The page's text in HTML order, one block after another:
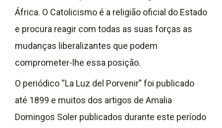
África. O Catolicismo é a religião oficial do Estado
e procura reagir com todas as suas forças as
mudanças liberalizantes que podem
comprometer-lhe essa posição.
O periódico “La Luz del Porvenir” foi publicado
até 1899 e muitos dos artigos de Amalia
Domingos Soler publicados durante este período